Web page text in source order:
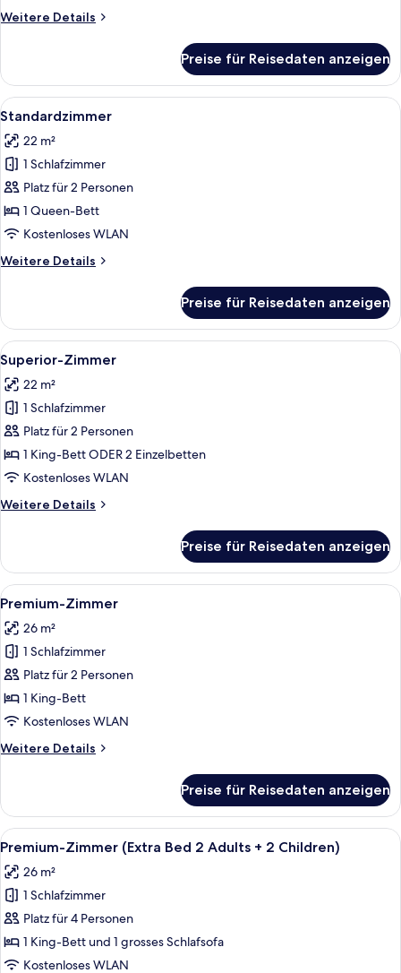
Weitere Details
Weitere
Einzelzimmer
Preise für Reisedaten anzeigen
Alle
Fotos
für
Standardzimmer
anzeigen
Ein Hotelzimmer mit einem großen
9
Standardzimmer
22 m²
1 Schlafzimmer
Platz für 2 Personen
1 Queen-Bett
Kostenloses WLAN
Weitere Details
Weitere
Preise für Reisedaten anzeigen
Alle
Fotos
für
Superior-
Zimmer
anzeigen
Ein Hotelzimmer mit einem großen
10
Superior-Zimmer
22 m²
1 Schlafzimmer
Platz für 2 Personen
1 King-Bett ODER 2 Einzelbetten
Kostenloses WLAN
Weitere Details
Weitere
Zimmer
Preise für Reisedaten anzeigen
Alle
Fotos
für
Premium-
Zimmer
anzeigen
Ein Hotelzimmer mit zwei Betten,
5
Premium-Zimmer
26 m²
1 Schlafzimmer
Platz für 2 Personen
1 King-Bett
Kostenloses WLAN
Weitere Details
Weitere
Zimmer
Preise für Reisedaten anzeigen
Alle
Fotos
für
Premium-
Zimmer
(Extra
Bed
Ein Hotelzimmer mit zwei Betten,
5
Premium-Zimmer (Extra Bed 2 Adults + 2 Children)
26 m²
1 Schlafzimmer
Platz für 4 Personen
1 King-Bett und 1 grosses Schlafsofa
Kostenloses WLAN